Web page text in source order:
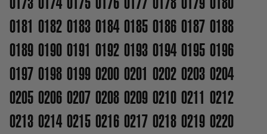
0181 0182 0183 0184 0185 0186 0187 0188
0189 0190 0191 0192 0193 0194 0195 0196
0197 0198 0199 0200 0201 0202 0203 0204
0205 0206 0207 0208 0209 0210 0211 0212
0213 0214 0215 0216 0217 0218 0219 0220